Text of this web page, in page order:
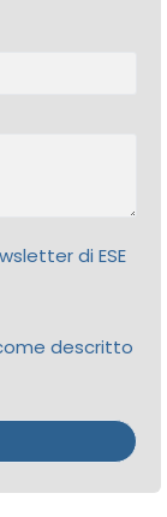
di ESE
descritto